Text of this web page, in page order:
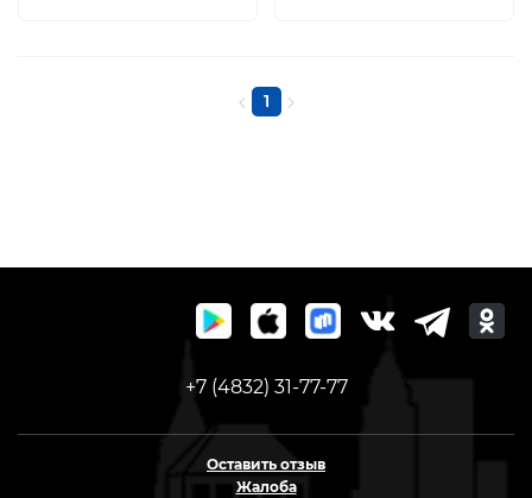
1
+7 (4832) 31-77-77
Оставить отзыв
Жалоба